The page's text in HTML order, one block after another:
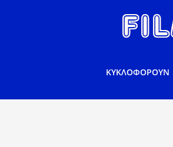
ΚΥΚΛΟΦΟΡΟΥΝ